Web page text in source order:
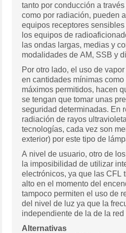
tanto por conducción a
como por radiación, pueden
equipos receptores
los equipos de
las ondas largas, medias y
modalidades de AM, SSB y
Por otro lado, el uso de
en cantidades mínimas como
máximos permitidos, hacen
se tengan que tomar unas
seguridad determinadas. En
radiación de rayos
tecnologías, cada vez son
exterior) por este tipo de
A nivel de usuario, otro de
la imposibilidad de utilizar
electrónicos, ya que las CFL
alto en el momento del
tampoco permiten el uso de
del nivel de luz ya que la
independiente de la de la
Alternativas